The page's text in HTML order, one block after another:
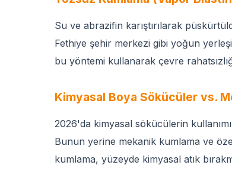
Su ve abrazifin karıştırılarak
Fethiye şehir merkezi gibi yoğun
bu yöntemi kullanarak çevre
Kimyasal Boya Sökücüler vs.
2026'da kimyasal sökücülerin
Bunun yerine mekanik kumlama ve
kumlama, yüzeyde kimyasal atık